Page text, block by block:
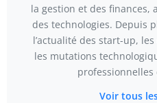
la gestion et des finances,
des technologies. Depuis
l’actualité des start-up,
les mutations
Voir tous